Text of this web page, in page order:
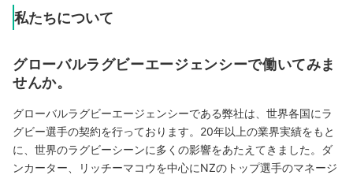
私たちについて
グローバルラグビーエージェンシーで働いてみま
せんか。
グローバルラグビーエージェンシーである弊社は、世界各国にラ
グビー選手の契約を行っております。20年以上の業界実績をもと
に、世界のラグビーシーンに多くの影響をあたえてきました。ダ
ンカーター、リッチーマコウを中心にNZのトップ選手のマネージ